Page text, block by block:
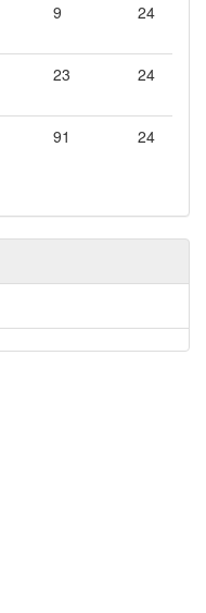
9 24
23 24
91 24